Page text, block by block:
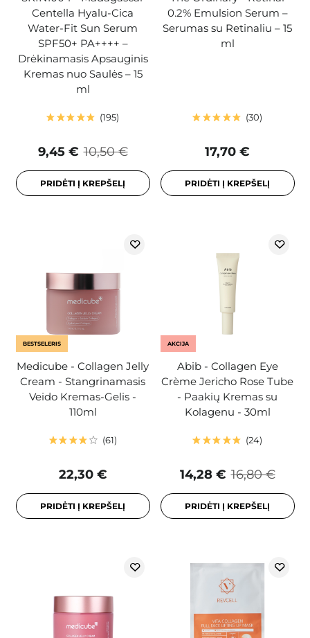
Centella Hyalu-Cica
Water-Fit Sun Serum
SPF50+ PA++++ –
Drėkinamasis Apsauginis
Kremas nuo Saulės – 15
ml
195
10,50 €
9,45 €
PRIDĖTI Į KREPŠELĮ
0.2% Emulsion Serum –
Serumas su Retinaliu – 15
ml
30
17,70 €
PRIDĖTI Į KREPŠELĮ
BESTSELERIS
Medicube - Collagen Jelly
Cream - Stangrinamasis
Veido Kremas-Gelis -
110ml
61
22,30 €
PRIDĖTI Į KREPŠELĮ
AKCIJA
Abib - Collagen Eye
Crème Jericho Rose Tube
- Paakių Kremas su
Kolagenu - 30ml
24
16,80 €
14,28 €
PRIDĖTI Į KREPŠELĮ